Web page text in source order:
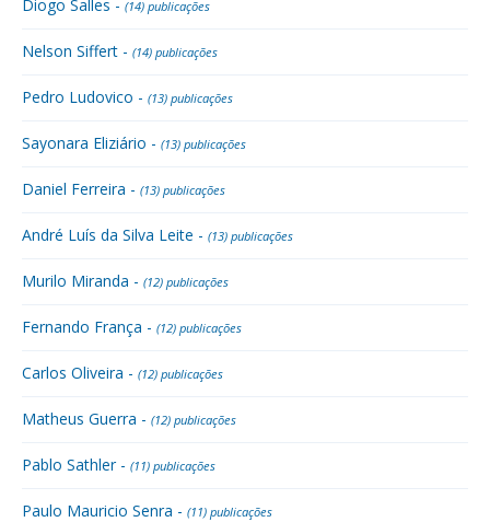
Diogo Salles - (14) publicações
Nelson Siffert - (14) publicações
Pedro Ludovico - (13) publicações
Sayonara Eliziário - (13) publicações
Daniel Ferreira - (13) publicações
André Luís da Silva Leite - (13) publicações
Murilo Miranda - (12) publicações
Fernando França - (12) publicações
Carlos Oliveira - (12) publicações
Matheus Guerra - (12) publicações
Pablo Sathler - (11) publicações
Paulo Mauricio Senra - (11) publicações